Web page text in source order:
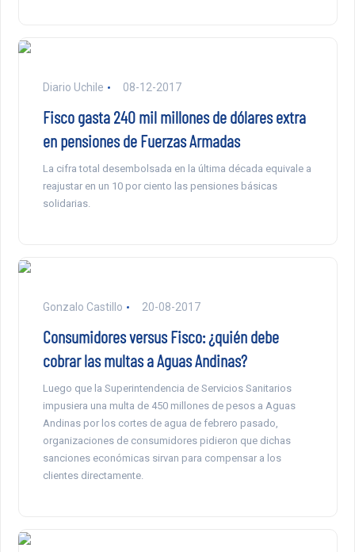
Diario Uchile 08-12-2017
Fisco gasta 240 mil millones de dólares extra
en pensiones de Fuerzas Armadas
La cifra total desembolsada en la última década equivale a
reajustar en un 10 por ciento las pensiones básicas
solidarias.
Gonzalo Castillo 20-08-2017
Consumidores versus Fisco: ¿quién debe
cobrar las multas a Aguas Andinas?
Luego que la Superintendencia de Servicios Sanitarios
impusiera una multa de 450 millones de pesos a Aguas
Andinas por los cortes de agua de febrero pasado,
organizaciones de consumidores pidieron que dichas
sanciones económicas sirvan para compensar a los
clientes directamente.